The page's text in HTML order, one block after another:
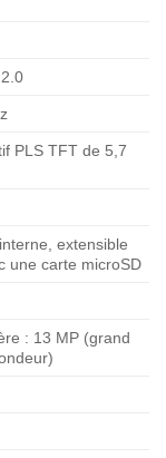
PLS TFT de 5,7
extensible
une carte microSD
: 13 MP (grand